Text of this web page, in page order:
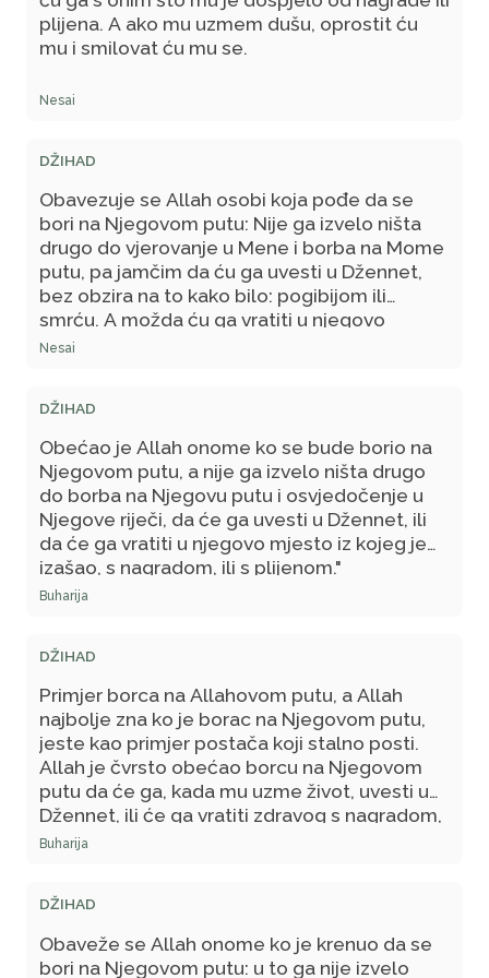
plijena. A ako mu uzmem dušu, oprostit ću
mu i smilovat ću mu se.
Nesai
DŽIHAD
Obavezuje se Allah osobi koja pođe da se
bori na Njegovom putu: Nije ga izvelo ništa
drugo do vjerovanje u Mene i borba na Mome
putu, pa jamčim da ću ga uvesti u Džennet,
bez obzira na to kako bilo: pogibijom ili
smrću. A možda ću ga vratiti u njegovo
mjesto iz kojeg je krenuo, zajedno s onim što
Nesai
DŽIHAD
Obećao je Allah onome ko se bude borio na
Njegovom putu, a nije ga izvelo ništa drugo
do borba na Njegovu putu i osvjedočenje u
Njegove riječi, da će ga uvesti u Džennet, ili
da će ga vratiti u njegovo mjesto iz kojeg je
izašao, s nagradom, ili s plijenom."
Buharija
DŽIHAD
Primjer borca na Allahovom putu, a Allah
najbolje zna ko je borac na Njegovom putu,
jeste kao primjer postača koji stalno posti.
Allah je čvrsto obećao borcu na Njegovom
putu da će ga, kada mu uzme život, uvesti u
Džennet, ili će ga vratiti zdravog s nagradom,
ili s plijenom.
Buharija
DŽIHAD
Obaveže se Allah onome ko je krenuo da se
bori na Njegovom putu: u to ga nije izvelo